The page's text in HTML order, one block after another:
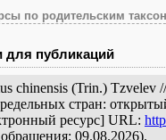
по родительским
публикаций
chinensis (Trin.)
стран:
ресурс] URL:
обращения: 09.08.2026).